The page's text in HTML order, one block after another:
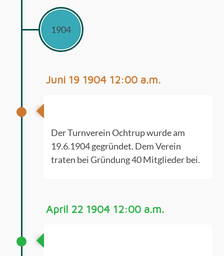
1904
Juni 19 1904 12:00 a.m.
Der Turnverein Ochtrup wurde am
19.6.1904 gegründet. Dem Verein
traten bei Gründung 40 Mitglieder bei.
April 22 1904 12:00 a.m.